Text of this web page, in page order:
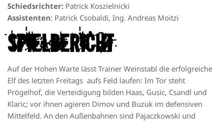
Schiedsrichter: Patrick Koszielnicki
Assistenten: Patrick Csobaldi, Ing. Andreas Moitzi
Spielbericht
Auf der Hohen Warte lässt Trainer Weinstabl die erfolgreiche
Elf des letzten Freitags aufs Feld laufen: Im Tor steht
Prögelhof, die Verteidigung bilden Haas, Gusic, Csandl und
Klaric; vor ihnen agieren Dimov und Buzuk im defensiven
Mittelfeld. An den Außenbahnen sind Pajaczkowski und